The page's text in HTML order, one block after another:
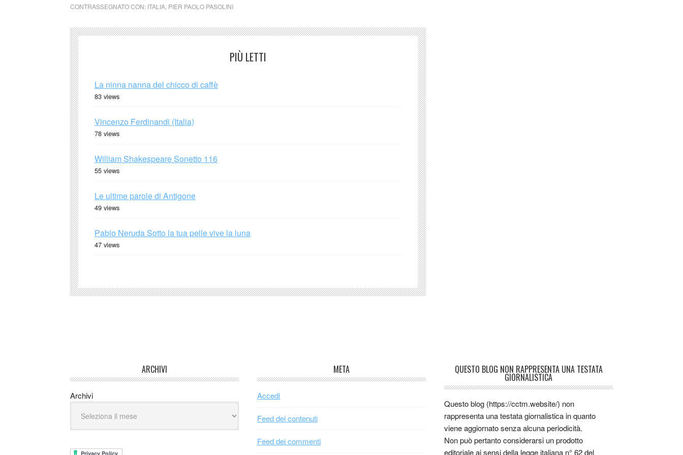
CONTRASSEGNATO CON: ITALIA PIER PAOLO PASOLINI
PIÙ LETTI
La ninna nanna del chicco di caffè
83 views
Vincenzo Ferdinandi (Italia)
78 views
William Shakespeare Sonetto 116
55 views
Le ultime parole di Antigone
49 views
Pablo Neruda Sotto la tua pelle vive la luna
47 views
ARCHIVI
Archivi
META
Accedi
Feed dei contenuti
Feed dei commenti
QUESTO BLOG NON RAPPRESENTA UNA TESTATA
GIORNALISTICA
Questo blog (https://cctm.website/) non
rappresenta una testata giornalistica in quanto
viene aggiornato senza alcuna periodicità.
Non può pertanto considerarsi un prodotto
editoriale ai sensi della legge italiana n° 62 del